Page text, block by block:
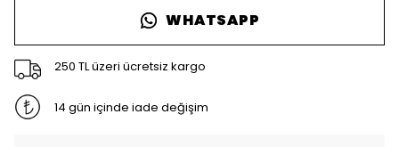
WHATSAPP
250 TL üzeri ücretsiz kargo
14 gün içinde iade değişim